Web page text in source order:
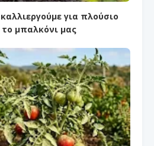
για πλούσιο
μπαλκόνι μας